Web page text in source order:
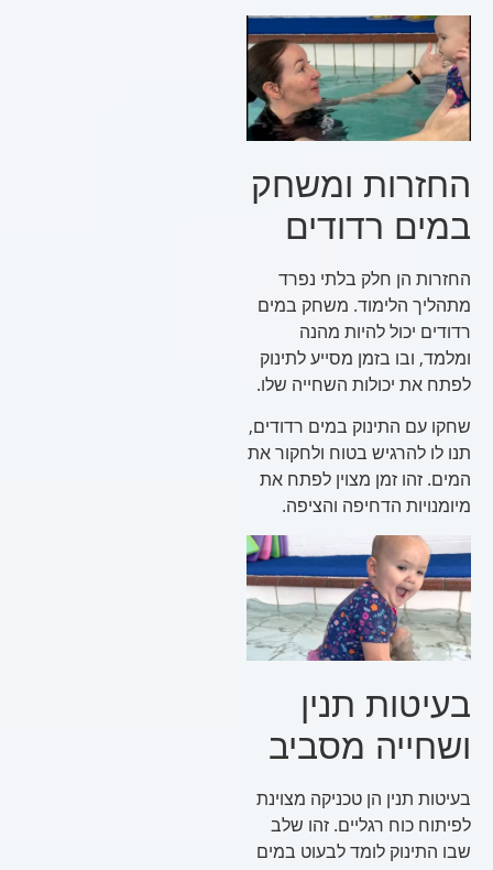
החזרות ומשחק
במים רדודים
החזרות הן חלק בלתי נפרד
מתהליך הלימוד. משחק במים
רדודים יכול להיות מהנה
ומלמד, ובו בזמן מסייע לתינוק
לפתח את יכולות השחייה שלו.
שחקו עם התינוק במים רדודים,
תנו לו להרגיש בטוח ולחקור את
המים. זהו זמן מצוין לפתח את
מיומנויות הדחיפה והציפה.
בעיטות תנין
ושחייה מסביב
בעיטות תנין הן טכניקה מצוינת
לפיתוח כוח רגליים. זהו שלב
שבו התינוק לומד לבעוט במים